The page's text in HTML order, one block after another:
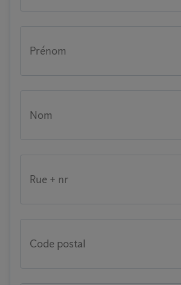
Prénom
Nom
Rue + nr
Code postal